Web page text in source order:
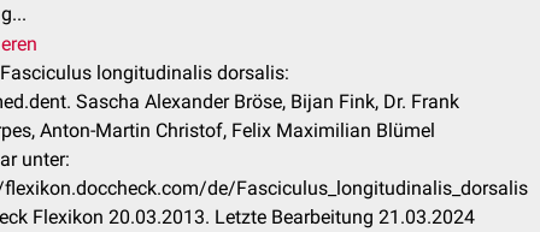
longitudinalis dorsalis:
Sascha Alexander Bröse, Bijan Fink, Dr. Frank
Anton-Martin Christof, Felix Maximilian Blümel
unter:
de/Fasciculus_longitudinalis_dorsalis
Flexikon 20.03.2013. Letzte Bearbeitung 21.03.2024